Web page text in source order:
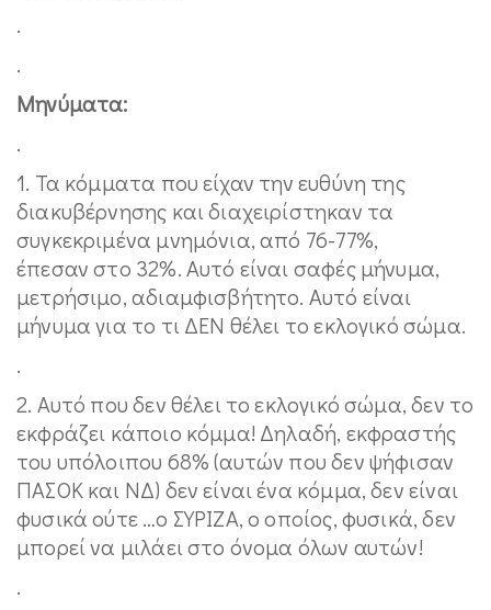
.
.
Μηνύματα:
.
1. Τα κόμματα που είχαν την ευθύνη της
διακυβέρνησης και διαχειρίστηκαν τα
συγκεκριμένα μνημόνια, από 76-77%,
έπεσαν στο 32%. Αυτό είναι σαφές μήνυμα,
μετρήσιμο, αδιαμφισβήτητο. Αυτό είναι
μήνυμα για το τι ΔΕΝ θέλει το εκλογικό σώμα.
.
2. Αυτό που δεν θέλει το εκλογικό σώμα, δεν το
εκφράζει κάποιο κόμμα! Δηλαδή, εκφραστής
του υπόλοιπου 68% (αυτών που δεν ψήφισαν
ΠΑΣΟΚ και ΝΔ) δεν είναι ένα κόμμα, δεν είναι
φυσικά ούτε …ο ΣΥΡΙΖΑ, ο οποίος, φυσικά, δεν
μπορεί να μιλάει στο όνομα όλων αυτών!
.